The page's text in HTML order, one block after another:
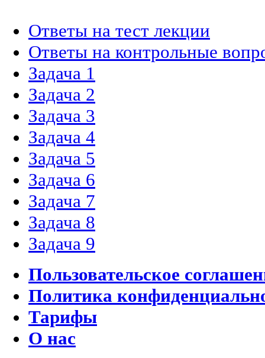
Ответы на тест лекции
Ответы на контрольные
Задача 1
Задача 2
Задача 3
Задача 4
Задача 5
Задача 6
Задача 7
Задача 8
Задача 9
Пользовательское
Политика
Тарифы
О нас